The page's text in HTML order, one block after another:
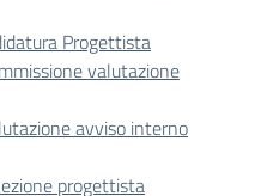
Progettista
valutazione
avviso interno
progettista